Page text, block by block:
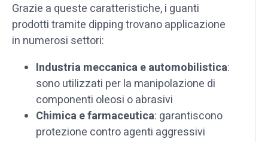
Grazie a queste caratteristiche, i guanti
prodotti tramite dipping trovano applicazione
in numerosi settori:
Industria meccanica e automobilistica:
sono utilizzati per la manipolazione di
componenti oleosi o abrasivi
Chimica e farmaceutica: garantiscono
protezione contro agenti aggressivi